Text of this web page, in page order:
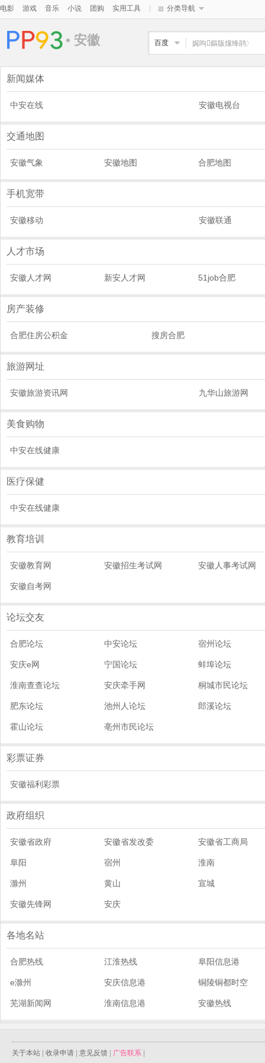
电影 游戏 音乐 小说 团购 实用工具 分类导航
• 安徽 百度
新闻媒体
中安在线 安徽电视台
交通地图
安徽气象 安徽地图 合肥地图
手机宽带
安徽移动 安徽联通
人才市场
安徽人才网 新安人才网 51job合肥
房产装修
合肥住房公积金 搜房合肥
旅游网址
安徽旅游资讯网 九华山旅游网
美食购物
中安在线健康
医疗保健
中安在线健康
教育培训
安徽教育网 安徽招生考试网 安徽人事考试网
安徽自考网
论坛交友
合肥论坛 中安论坛 宿州论坛
安庆e网 宁国论坛 蚌埠论坛
淮南查查论坛 安庆牵手网 桐城市民论坛
肥东论坛 池州人论坛 郎溪论坛
霍山论坛 亳州市民论坛
彩票证券
安徽福利彩票
政府组织
安徽省政府 安徽省发改委 安徽省工商局
阜阳 宿州 淮南
滁州 黄山 宣城
安徽先锋网 安庆
各地名站
合肥热线 江淮热线 阜阳信息港
e滁州 安庆信息港 铜陵铜都时空
芜湖新闻网 淮南信息港 安徽热线
关于本站 收录申请 意见反馈 广告联系